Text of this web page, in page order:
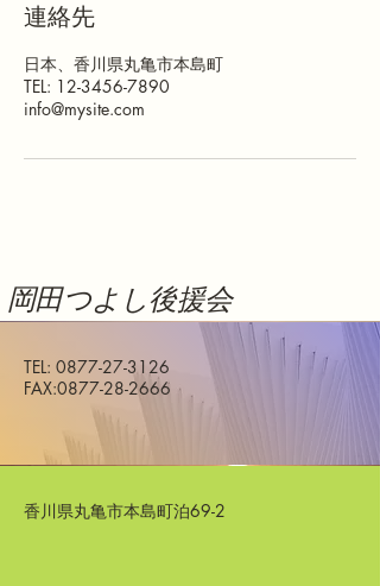
連絡先
日本、香川県丸亀市本島町
TEL: 12-3456-7890
info@mysite.com
岡田つよし後援会
TEL: 0877-27-3126
​FAX:0877-28-2666
香川県丸亀市本島町泊69-2